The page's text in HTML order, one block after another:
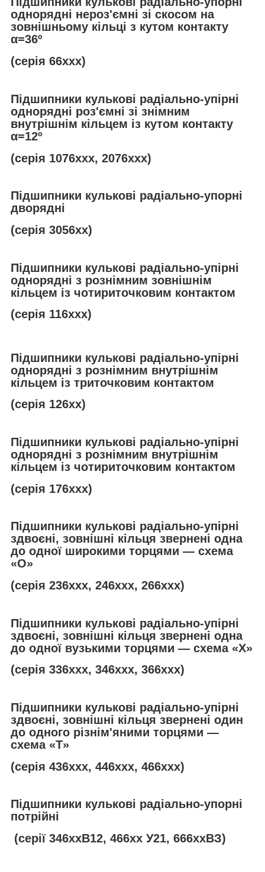
однорядні нероз'ємні зі скосом на
зовнішньому кільці з кутом контакту
α=36º
(серія 66ххх)
Підшипники кулькові радіально-упірні
однорядні роз'ємні зі знімним
внутрішнім кільцем із кутом контакту
α=12º
(серія 1076ххх, 2076ххх)
Підшипники кулькові радіально-упорні
дворядні
(серія 3056хх)
Підшипники кулькові радіально-упірні
однорядні з рознімним зовнішнім
кільцем із чотириточковим контактом
(серія 116ххх)
Підшипники кулькові радіально-упірні
однорядні з рознімним внутрішнім
кільцем із триточковим контактом
(серія 126хх)
Підшипники кулькові радіально-упірні
однорядні з рознімним внутрішнім
кільцем із чотириточковим контактом
(серія 176ххх)
Підшипники кулькові радіально-упірні
здвоєні, зовнішні кільця звернені одна
до одної широкими торцями — схема
«О»
(серія 236ххх, 246ххх, 266ххх)
Підшипники кулькові радіально-упірні
здвоєні, зовнішні кільця звернені одна
до одної вузькими торцями — схема «Х»
(серія 336ххх, 346ххх, 366ххх)
Підшипники кулькові радіально-упірні
здвоєні, зовнішні кільця звернені один
до одного різнім'яними торцями —
схема «T»
(серія 436ххх, 446ххх, 466ххх)
Підшипники кулькові радіально-упорні
потрійні
(серії 346ххВ12, 466хх У21, 666ххВЗ)